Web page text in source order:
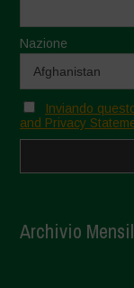
Nazione
Inviando
and Privacy
Archivio